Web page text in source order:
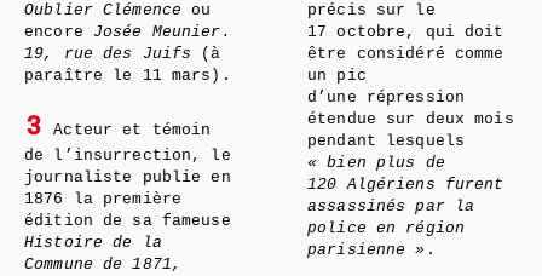
Oublier Clémence ou
encore Josée Meunier.
19, rue des Juifs
(à
paraître le 11 mars).
3
Acteur et témoin
de l’insurrection, le
journaliste publie en
1876 la première
édition de sa fameuse
Histoire de la
Commune de 1871,
précis sur le
17 octobre, qui doit
être considéré comme
un pic
d’une répression
étendue sur deux mois
pendant lesquels
« bien plus de
120 Algériens furent
assassinés par la
police en région
parisienne » .